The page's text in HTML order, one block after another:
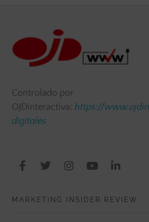
Controlado por
OJDinteractiva: https://
digitales
MARKETING INSIDER REVIEW